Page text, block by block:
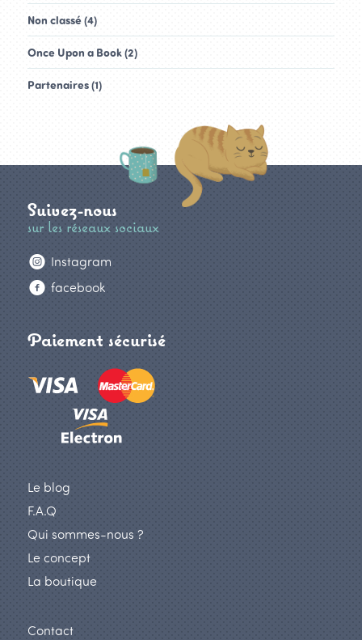
Non classé (4)
Once Upon a Book (2)
Partenaires (1)
Suivez-nous
sur les réseaux sociaux
Instagram
facebook
Paiement sécurisé
Le blog
F.A.Q
Qui sommes-nous ?
Le concept
La boutique
Contact